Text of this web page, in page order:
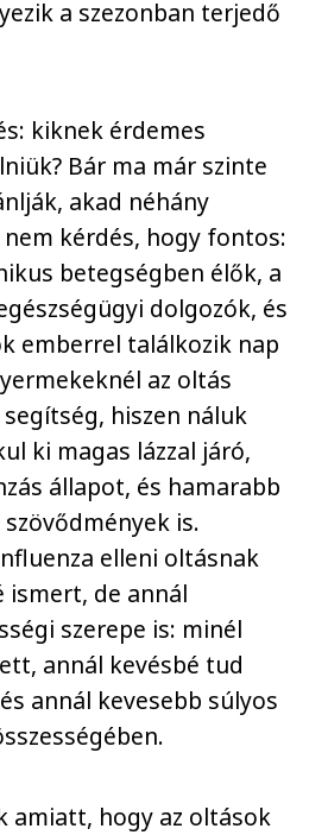
a szezonban terjedő
kiknek érdemes
Bár ma már szinte
akad néhány
kérdés, hogy fontos:
betegségben élők, a
dolgozók, és
emberrel találkozik nap
az oltás
hiszen náluk
ki magas lázzal járó,
állapot, és hamarabb
is.
elleni oltásnak
ismert, de annál
szerepe is: minél
annál kevésbé tud
annál kevesebb súlyos
amiatt, hogy az oltások